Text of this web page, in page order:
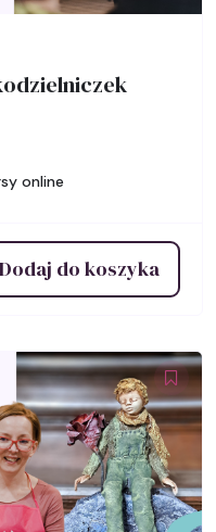
online
Dodaj do koszyka